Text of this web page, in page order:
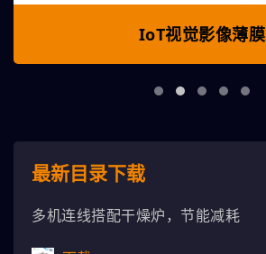
IoT视觉影像薄膜
最新目录下载
多机连线搭配干燥炉，节能减耗